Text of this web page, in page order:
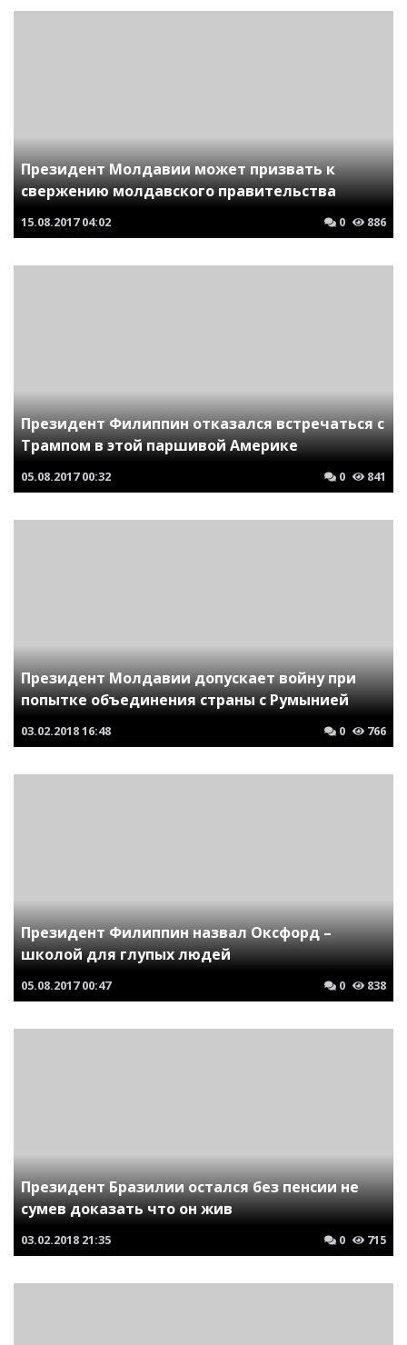
Президент Молдавии может призвать к
свержению молдавского правительства
15.08.2017 04:02 0 886
Президент Филиппин отказался встречаться с
Трампом в этой паршивой Америке
05.08.2017 00:32 0 841
Президент Молдавии допускает войну при
попытке объединения страны с Румынией
03.02.201816:48 0 766
Президент Филиппин назвал Оксфорд –
школой для глупых людей
05.08.2017 00:47 0 838
Президент Бразилии остался без пенсии не
сумев доказать что он жив
03.02.2018 21:35 0 715